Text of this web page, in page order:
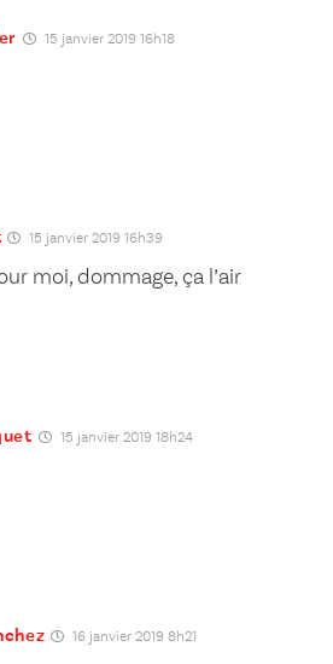
15 janvier 2019 16h18
15 janvier 2019 16h39
moi, dommage, ça l’air
15 janvier 2019 18h24
16 janvier 2019 8h21